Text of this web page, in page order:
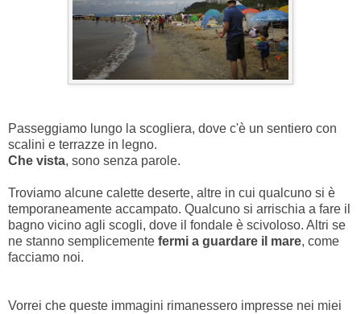
Passeggiamo lungo la scogliera, dove c'è un sentiero con
scalini e terrazze in legno.
Che vista, sono senza parole.
Troviamo alcune calette deserte, altre in cui qualcuno si è
temporaneamente accampato. Qualcuno si arrischia a fare il
bagno vicino agli scogli, dove il fondale è scivoloso. Altri se
ne stanno semplicemente fermi a guardare il mare, come
facciamo noi.
Vorrei che queste immagini rimanessero impresse nei miei